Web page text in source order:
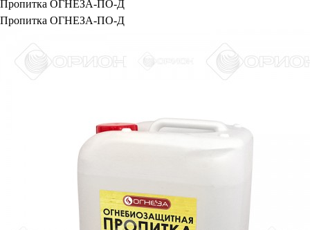
Пропитка ОГНЕЗА-ПО-Д
Пропитка ОГНЕЗА-ПО-Д